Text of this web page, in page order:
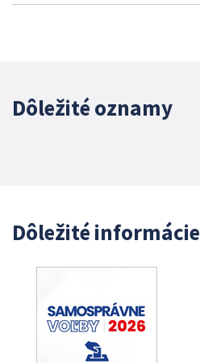
Dôležité oznamy
Dôležité informácie